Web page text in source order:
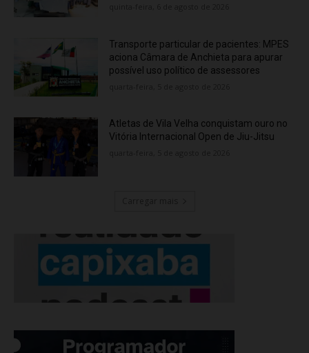
Transporte particular de pacientes: MPES
aciona Câmara de Anchieta para apurar
possível uso político de assessores
Atletas de Vila Velha conquistam ouro no
Vitória Internacional Open de Jiu-Jitsu